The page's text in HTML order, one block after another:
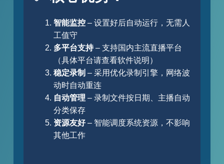
智能监控– 设置好后自动运行，无需人
工值守
多平台支持– 支持国内主流直播平台
（具体平台请查看软件说明）
稳定录制 – 采用优化录制引擎，网络波
动时自动重连
自动管理 – 录制文件按日期、主播自动
分类保存
资源友好– 智能调度系统资源，不影响
其他工作